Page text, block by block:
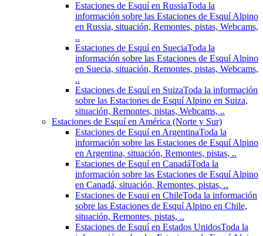
Estaciones de Esquí en RussiaToda la
información sobre las Estaciones de Esquí Alpino
en Russia, situación, Remontes, pistas, Webcams,
..
Estaciones de Esquí en SueciaToda la
información sobre las Estaciones de Esquí Alpino
en Suecia, situación, Remontes, pistas, Webcams,
..
Estaciones de Esquí en SuizaToda la información
sobre las Estaciones de Esquí Alpino en Suiza,
situación, Remontes, pistas, Webcams, ..
Estaciones de Esquí en América (Norte y Sur)
Estaciones de Esquí en ArgentinaToda la
información sobre las Estaciones de Esquí Alpino
en Argentina, situación, Remontes, pistas, ..
Estaciones de Esquí en CanadáToda la
información sobre las Estaciones de Esquí Alpino
en Canadá, situación, Remontes, pistas, ..
Estaciones de Esqui en ChileToda la información
sobre las Estaciones de Esquí Alpino en Chile,
situación, Remontes, pistas, ..
Estaciones de Esquí en Estados UnidosToda la